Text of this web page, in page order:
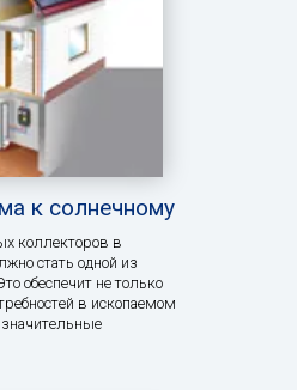
к солнечному
коллекторов в
стать одной из
обеспечит не только
в ископаемом